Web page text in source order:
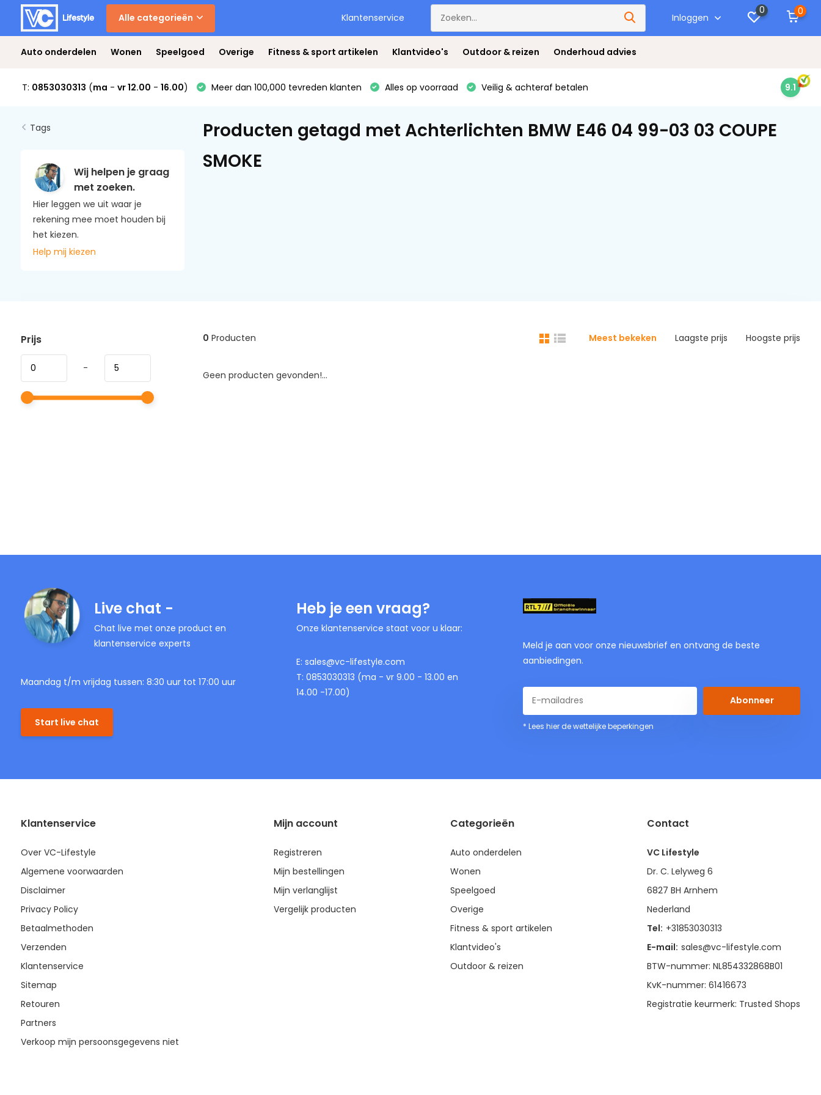
Alle categorieën Klantenservice Inloggen
0 0
Auto onderdelen Wonen Speelgoed Overige Fitness & sport artikelen Klantvideo's Outdoor & reizen Onderhoud advies
T: 0853030313 (ma - vr 12.00 - 16.00) Meer dan 100,000 tevreden klanten Alles op voorraad Veilig & achteraf betalen 9.1
Tags
Wij helpen je graag
met zoeken.
Hier leggen we uit waar je
rekening mee moet houden bij
het kiezen.
Help mij kiezen
Producten getagd met Achterlichten BMW E46 04 99-03 03 COUPE
SMOKE
Prijs
-
0 Producten Meest bekeken Laagste prijs Hoogste prijs
Geen producten gevonden!...
Live chat -
Chat live met onze product en
klantenservice experts
Maandag t/m vrijdag tussen: 8:30 uur tot 17:00 uur
Start live chat
Heb je een vraag?
Onze klantenservice staat voor u klaar:
E: sales@vc-lifestyle.com
T: 0853030313 (ma - vr 9.00 - 13.00 en
14.00 -17.00)
Meld je aan voor onze nieuwsbrief en ontvang de beste
aanbiedingen.
Abonneer
* Lees hier de wettelijke beperkingen
Klantenservice
Over VC-Lifestyle
Algemene voorwaarden
Disclaimer
Privacy Policy
Betaalmethoden
Verzenden
Klantenservice
Sitemap
Retouren
Partners
Verkoop mijn persoonsgegevens niet
Mijn account
Registreren
Mijn bestellingen
Mijn verlanglijst
Vergelijk producten
Categorieën
Auto onderdelen
Wonen
Speelgoed
Overige
Fitness & sport artikelen
Klantvideo's
Outdoor & reizen
Contact
VC Lifestyle
Dr. C. Lelyweg 6
6827 BH Arnhem
Nederland
Tel: +31853030313
E-mail: sales@vc-lifestyle.com
BTW-nummer: NL854332868B01
KvK-nummer: 61416673
Registratie keurmerk: Trusted Shops